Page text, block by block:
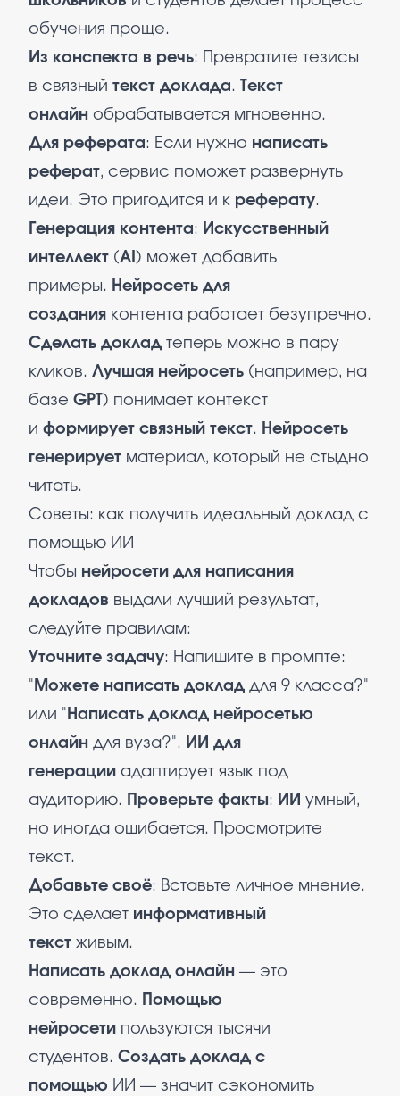
обучения проще.​
Из конспекта в речь: Превратите тезисы
в связный текст доклада. Текст
онлайн обрабатывается мгновенно.
Для реферата: Если нужно написать
реферат, сервис поможет развернуть
идеи. Это пригодится и к реферату.​
Генерация контента: Искусственный
интеллект (AI ) может добавить
примеры. Нейросеть для
создания контента работает безупречно.​
Сделать доклад теперь можно в пару
кликов. Лучшая нейросеть (например, на
базе GPT) понимает контекст
и формирует связный текст. Нейросеть
генерирует материал, который не стыдно
читать.​
Советы: как получить идеальный доклад с
помощью ИИ
Чтобы нейросети для написания
докладов выдали лучший результат,
следуйте правилам:
Уточните задачу: Напишите в промпте:
" Можете написать доклад для 9 класса?"
или " Написать доклад нейросетью
онлайн для вуза?". ИИ для
генерации адаптирует язык под
аудиторию. Проверьте факты: ИИ умный,
но иногда ошибается. Просмотрите
текст.
Добавьте своё: Вставьте личное мнение.
Это сделает информативный
текст живым.
Написать доклад онлайн — это
современно. Помощью
нейросети пользуются тысячи
студентов. Создать доклад с
помощью ИИ — значит сэкономить